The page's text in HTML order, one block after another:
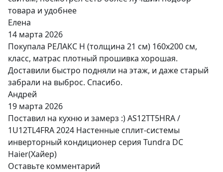
товара и удобнее
Елена
14 марта 2026
Покупала РЕЛАКС Н (толщина 21 см) 160х200 см,
класс, матрас плотный прошивка хорошая.
Доставили быстро подняли на этаж, и даже старый
забрали на выброс. Спасибо.
Андрей
19 марта 2026
Поставил на кухню и замерз :) AS12TT5HRA /
1U12TL4FRA 2024 Настенные сплит-системы
инверторный кондиционер серия Tundra DC
Haier(Хайер)
Оставьте комментарий